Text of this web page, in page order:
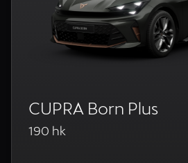
CUPRA Born Plus
190 hk